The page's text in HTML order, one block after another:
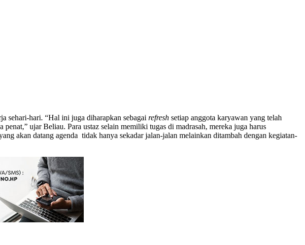
sehari-hari. “Hal ini juga diharapkan sebagai refresh setiap anggota karyawan yang telah
ujar Beliau. Para ustaz selain memiliki tugas di madrasah, mereka juga harus
akan datang agenda tidak hanya sekadar jalan-jalan melainkan ditambah dengan kegiatan-